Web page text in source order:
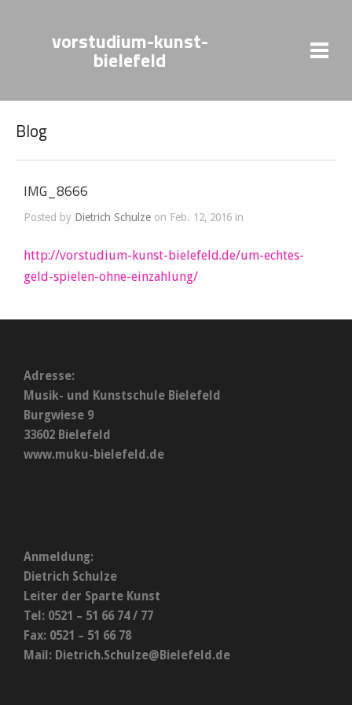
vorstudium-kunst-
bielefeld
Blog
IMG_8666
Posted by Dietrich Schulze on Feb. 12, 2016 in
http://vorstudium-kunst-bielefeld.de/um-echtes-
geld-spielen-ohne-einzahlung/
Adresse:
Musik- und Kunstschule Bielefeld
Burgwiese 9
33602 Bielefeld
www.muku-bielefeld.de
Anmeldung:
Dietrich Schulze
Leiter der Sparte Kunst
Tel: 0521 – 51 66 74 / 77
Fax: 0521 – 51 66 78
Mail: Dietrich.Schulze@Bielefeld.de